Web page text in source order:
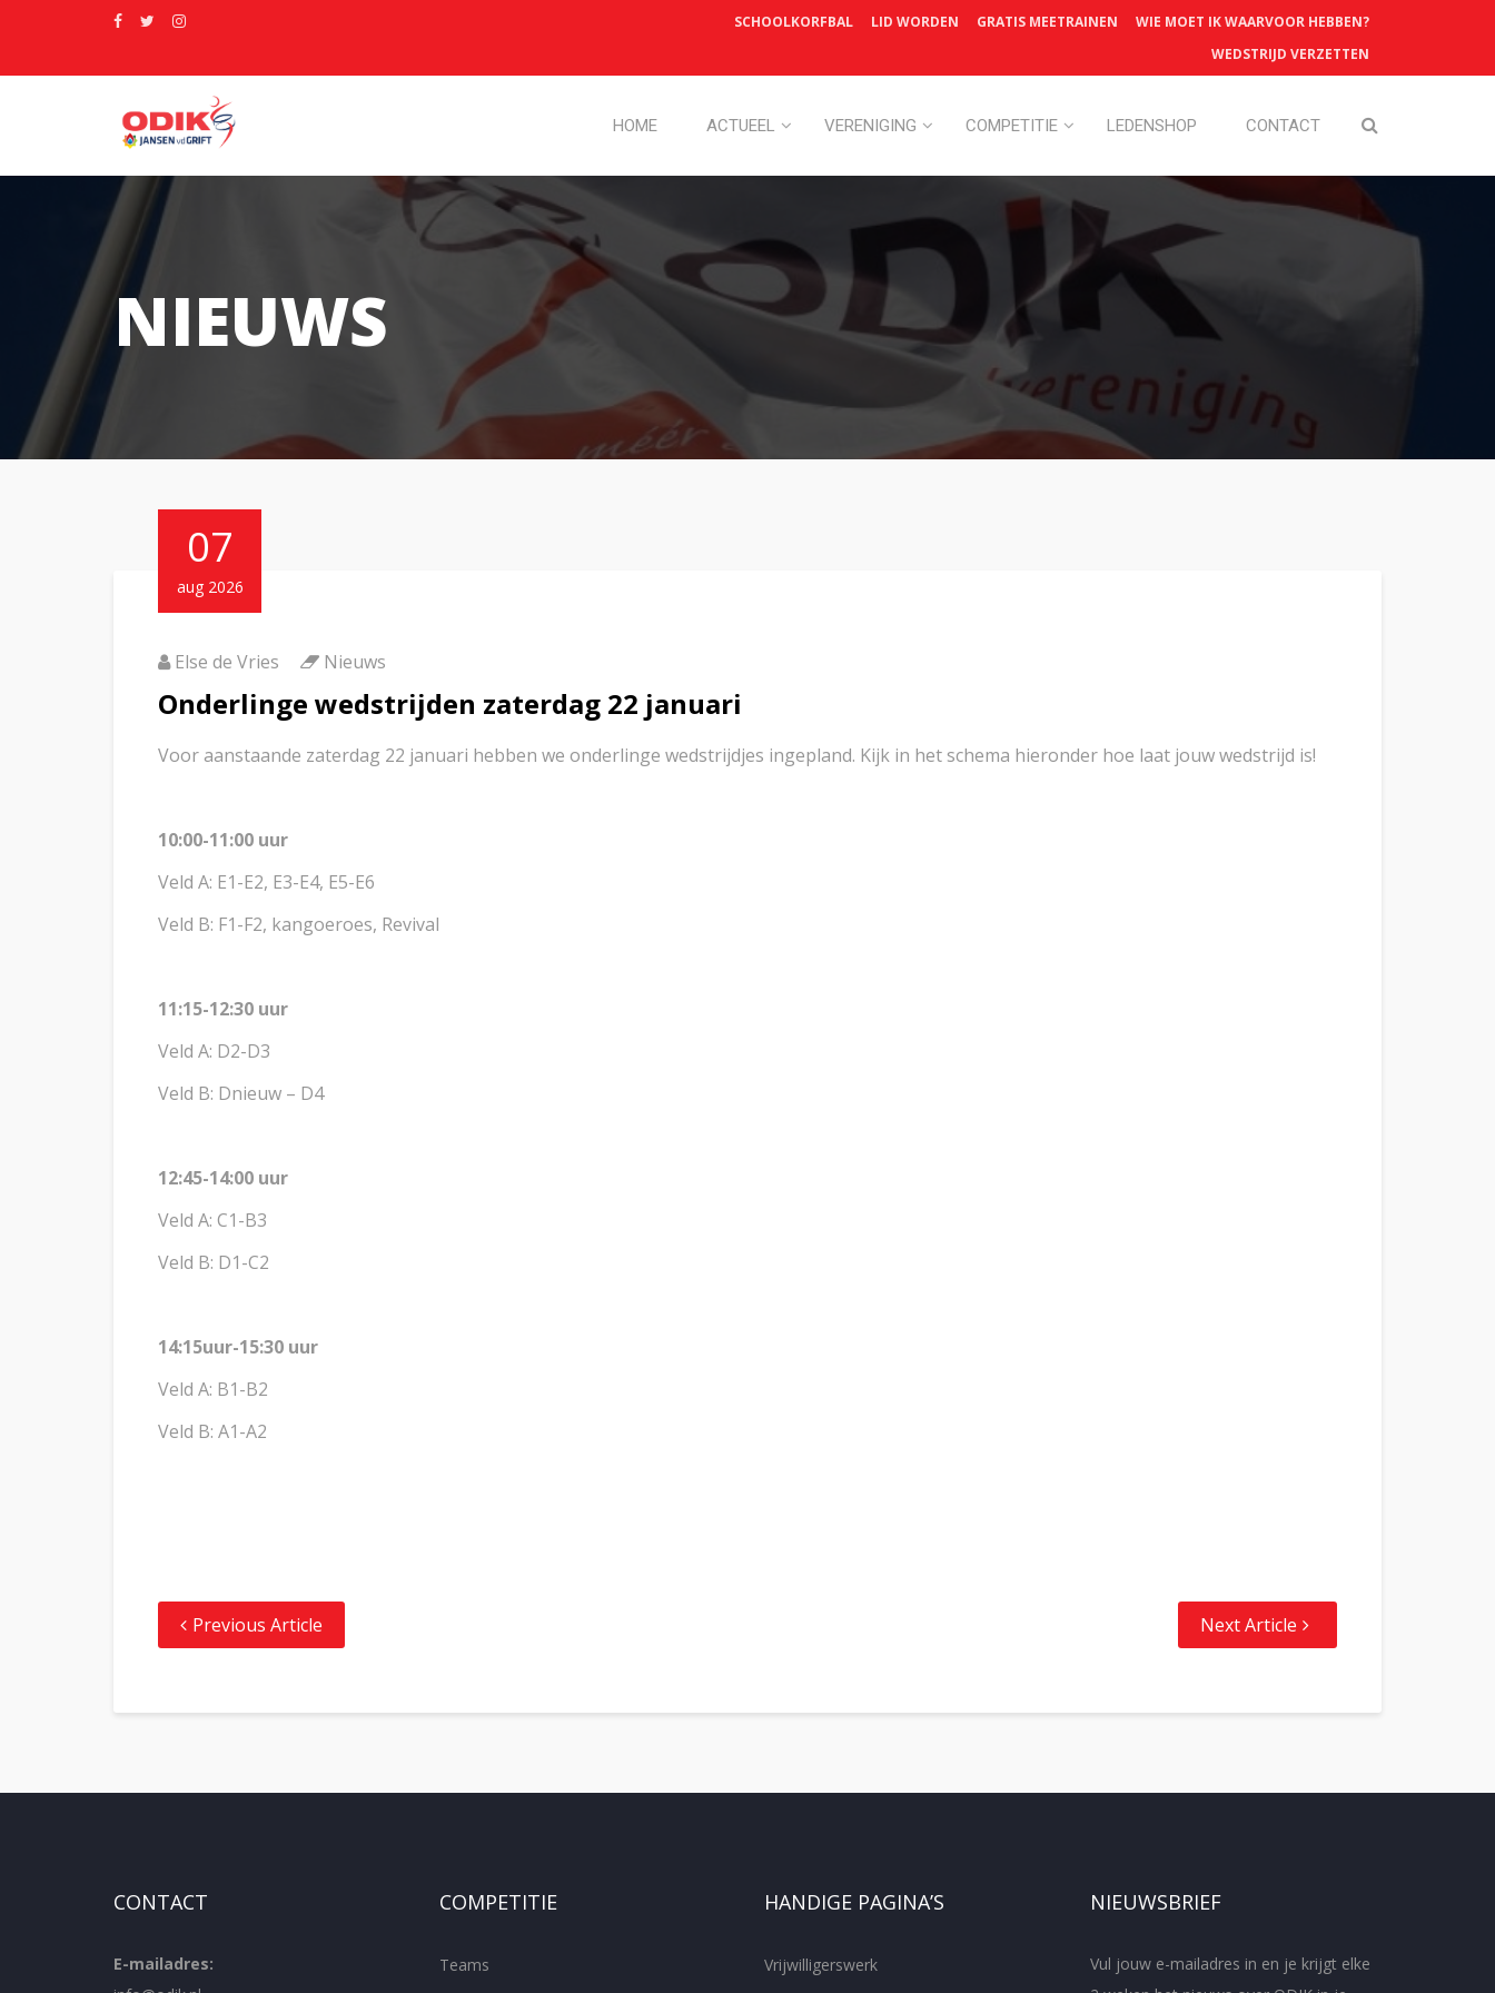
SCHOOLKORFBAL LID WORDEN GRATIS MEETRAINEN
WIE MOET IK WAARVOOR HEBBEN?
WEDSTRIJD VERZETTEN
HOME ACTUEEL VERENIGING COMPETITIE LEDENSHOP CONTACT
NIEUWS
07
aug 2026
Else de Vries Nieuws
Onderlinge wedstrijden zaterdag 22 januari
Voor aanstaande zaterdag 22 januari hebben we onderlinge wedstrijdjes ingepland. Kijk in het schema hieronder hoe laat jouw wedstrijd is!
10:00-11:00 uur
Veld A: E1-E2, E3-E4, E5-E6
Veld B: F1-F2, kangoeroes, Revival
11:15-12:30 uur
Veld A: D2-D3
Veld B: Dnieuw – D4
12:45-14:00 uur
Veld A: C1-B3
Veld B: D1-C2
14:15uur-15:30 uur
Veld A: B1-B2
Veld B: A1-A2
Previous Article Next Article
CONTACT
E-mailadres:
COMPETITIE
Teams
HANDIGE PAGINA’S
Vrijwilligerswerk
NIEUWSBRIEF
Vul jouw e-mailadres in en je krijgt elke